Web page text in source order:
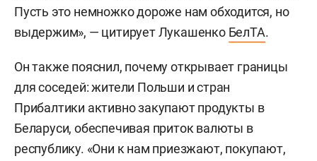
Пусть это немножко дороже нам обходится, но
выдержим», — цитирует Лукашенко БелТА.
Он также пояснил, почему открывает границы
для соседей: жители Польши и стран
Прибалтики активно закупают продукты в
Беларуси, обеспечивая приток валюты в
республику. «Они к нам приезжают, покупают,